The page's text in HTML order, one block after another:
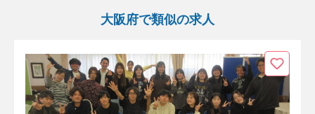
大阪府で類似の求人